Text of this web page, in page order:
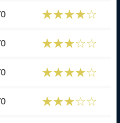
☆☆☆☆☆
★★★★★
☆☆☆☆☆
★★★★★
☆☆☆☆☆
★★★★★
☆☆☆☆☆
★★★★★